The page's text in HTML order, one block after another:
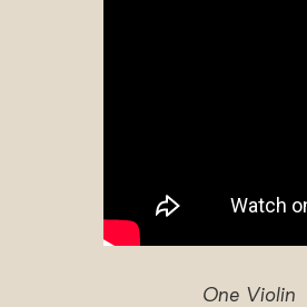
One Violin